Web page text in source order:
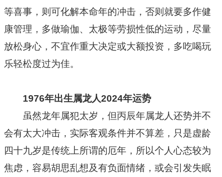
等喜事，则可化解本命年的冲击，否则就要多作健
康管理，多做瑜伽、太极等劳损性低的运动，尽量
放松身心，不宜作重大决定或大额投资，多吃喝玩
乐轻松度过为佳。
1976年出生属龙人2024年运势
虽然龙年属犯太岁，但丙辰年属龙人还势并不
会有太大冲击，实际客观条件并不算差，只是虚龄
四十九岁是传统上所谓的厄年，所以个人心态较为
焦虑，容易胡思乱想及有负面情绪，或会引发失眠